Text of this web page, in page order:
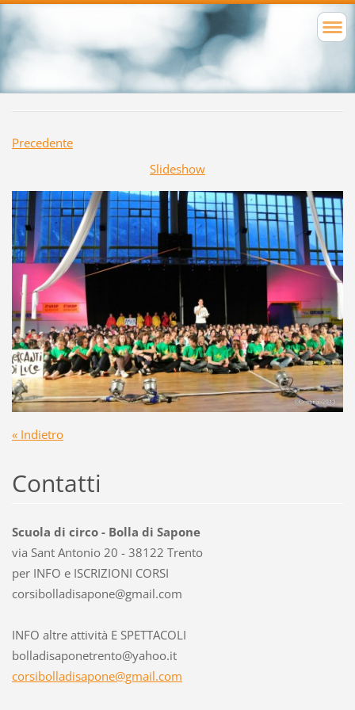
Precedente
Slideshow
« Indietro
Contatti
Scuola di circo - Bolla di Sapone
via Sant Antonio 20 - 38122 Trento
per INFO e ISCRIZIONI CORSI
corsibolladisapone@gmail.com
INFO altre attività E SPETTACOLI
bolladisaponetrento@yahoo.it
corsibolladisapone@gmail.com